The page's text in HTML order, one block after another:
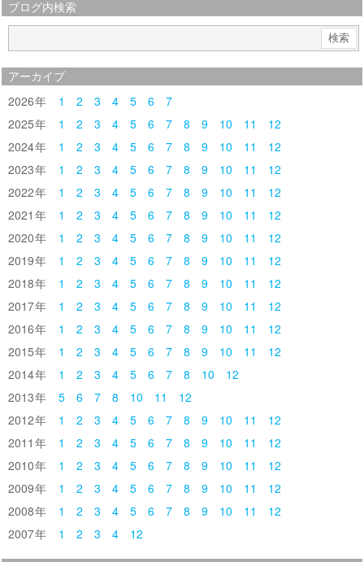
ブログ内検索
アーカイブ
2026 1 2 3 4 5 6
7
2025
1 2 3 4 5 6 7 8 9 10 11
12
2024
1 2 3 4 5 6 7 8 9 10 11
12
2023
1 2 3 4 5 6 7 8 9 10 11
12
2022
1 2 3 4 5 6 7 8 9 10 11
12
2021
1 2 3 4 5 6 7 8 9 10 11
12
2020
1 2 3 4 5 6 7 8 9 10 11
12
2019
1 2 3 4 5 6 7 8 9 10 11
12
2018
1 2 3 4 5 6 7 8 9 10 11
12
2017
1 2 3 4 5 6 7 8 9 10 11
12
2016
1 2 3 4 5 6 7 8 9 10 11
12
2015
1 2 3 4 5 6 7 8 9 10 11
12
2014
1 2 3 4 5 6 7 8 10
12
2013
5 6 7 8 10 11
12
2012
1 2 3 4 5 6 7 8 9 10 11
12
2011
1 2 3 4 5 6 7 8 9 10 11
12
2010
1 2 3 4 5 6 7 8 9 10 11
12
2009
1 2 3 4 5 6 7 8 9 10 11
12
2008
1 2 3 4 5 6 7 8 9 10 11
12
2007
1 2 3 4 12